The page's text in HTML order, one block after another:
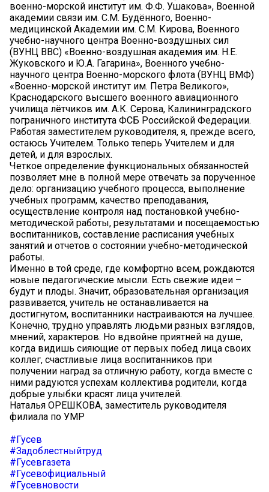
военно-морской институт им. Ф.Ф. Ушакова», Военной
академии связи им. С.М. Будённого, Военно-
медицинской Академии им. С.М. Кирова, Военного
учебно-научного центра Военно-воздушных сил
(ВУНЦ ВВС) «Военно-воздушная академия им. Н.Е.
Жуковского и Ю.А. Гагарина», Военного учебно-
научного центра Военно-морского флота (ВУНЦ ВМФ)
«Военно-морской институт им. Петра Великого»,
Краснодарского высшего военного авиационного
училища лётчиков им. А.К. Серова, Калининградского
пограничного института ФСБ Российской Федерации.
Работая заместителем руководителя, я, прежде всего,
остаюсь Учителем. Только теперь Учителем и для
детей, и для взрослых.
Четкое определение функциональных обязанностей
позволяет мне в полной мере отвечать за порученное
дело: организацию учебного процесса, выполнение
учебных программ, качество преподавания,
осуществление контроля над постановкой учебно-
методической работы, результатами и посещаемостью
воспитанников, составление расписания учебных
занятий и отчетов о состоянии учебно-методической
работы.
Именно в той среде, где комфортно всем, рождаются
новые педагогические мысли. Есть свежие идеи –
будут и плоды. Значит, образовательная организация
развивается, учитель не останавливается на
достигнутом, воспитанники настраиваются на лучшее.
Конечно, трудно управлять людьми разных взглядов,
мнений, характеров. Но вдвойне приятней на душе,
когда видишь сияющие от первых побед лица своих
коллег, счастливые лица воспитанников при
получении наград за отличную работу, когда вместе с
ними радуются успехам коллектива родители, когда
добрые улыбки красят лица учителей.
Наталья ОРЕШКОВА, заместитель руководителя
филиала по УМР
#Гусев
#Задоблестныйтруд
#Гусевгазета
#Гусевофициальный
#Гусевновости